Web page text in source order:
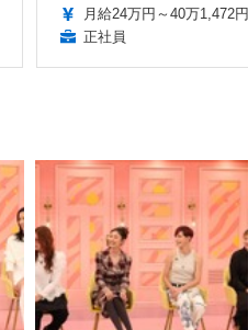
月給24万円～40万1,472円
正社員